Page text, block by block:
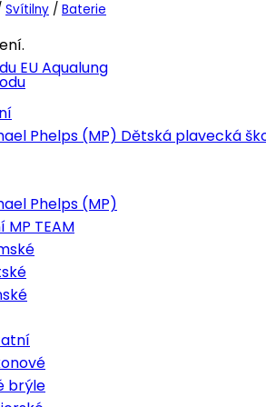
Svítilny / Baterie
EU Aqualung
Phelps (MP) Dětská plavecká
Phelps (MP)
TEAM
brýle